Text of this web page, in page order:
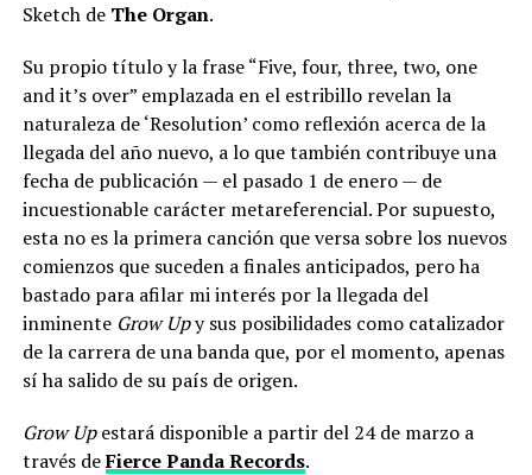
Sketch de The Organ.
Su propio título y la frase “Five, four, three, two, one
and it’s over” emplazada en el estribillo revelan la
naturaleza de ‘Resolution’ como reflexión acerca de la
llegada del año nuevo, a lo que también contribuye una
fecha de publicación — el pasado 1 de enero — de
incuestionable carácter metareferencial. Por supuesto,
esta no es la primera canción que versa sobre los nuevos
comienzos que suceden a finales anticipados, pero ha
bastado para afilar mi interés por la llegada del
inminente Grow Upy sus posibilidades como catalizador
de la carrera de una banda que, por el momento, apenas
sí ha salido de su país de origen.
Grow Upestará disponible a partir del 24 de marzo a
través deFierce Panda Records.